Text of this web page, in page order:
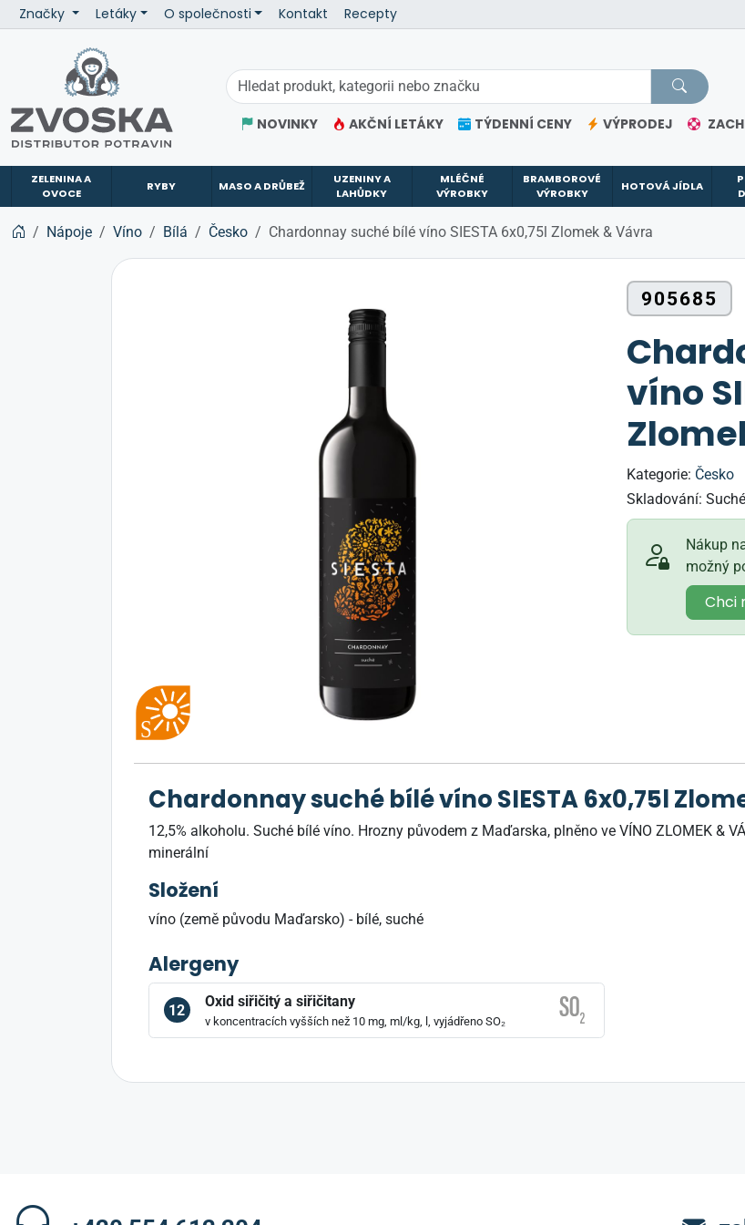
Značky Letáky O společnosti Kontakt Recepty
NOVINKY AKČNÍ LETÁKY TÝDENNÍ CENY VÝPRODEJ
ZELENINA A
OVOCE
RYBY MASO A DRŮBEŽ
UZENINY A
LAHŮDKY
MLÉČNÉ
VÝROBKY
BRAMBOROVÉ
VÝROBKY
HOTOVÁ JÍDLA
Nápoje Víno Bílá Česko Chardonnay suché bílé víno SIESTA 6x0,75l Zlomek & Vávra
905685
víno
Kategorie: Česko
Skladování: Suché
Nákup
možný
Chci
Chardonnay suché bílé víno SIESTA 6x0,75l
12,5% alkoholu. Suché bílé víno. Hrozny původem z Maďarska, plněno ve VÍNO ZLOMEK &
minerální
Složení
víno (země původu Maďarsko) - bílé, suché
Alergeny
12
Oxid siřičitý a siřičitany
v koncentracích vyšších než 10 mg, ml/kg, l, vyjádřeno SO₂